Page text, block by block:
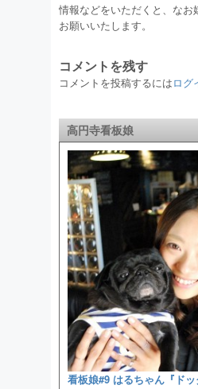
情報などをいただくと、なお
お願いいたします。
コメントを残す
コメントを投稿するにはログ
高円寺看板娘
看板娘#9 はるちゃん『ドッ